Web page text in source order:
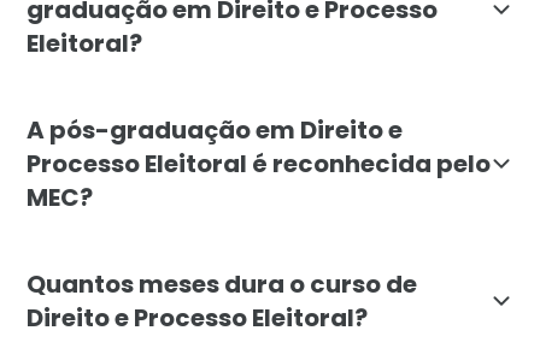
graduação em Direito e Processo
Eleitoral?
A pós-graduação em Direito e
Processo Eleitoral é reconhecida pelo
MEC?
Quantos meses dura o curso de
Direito e Processo Eleitoral?